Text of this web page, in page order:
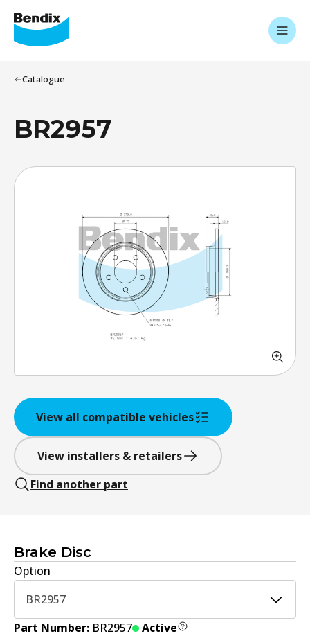
Catalogue
BR2957
View all compatible vehicles
View installers & retailers
Find another part
Brake Disc
Option
BR2957
Part Number: BR2957 Active